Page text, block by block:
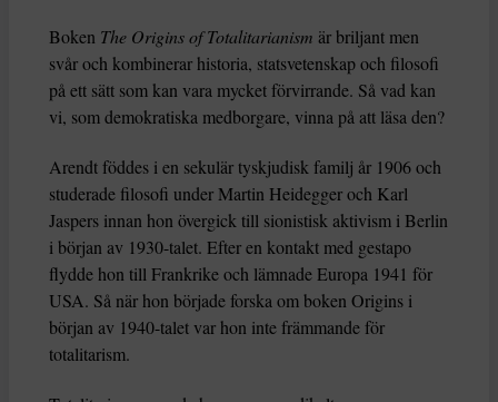
Boken The Origins of Totalitarianism är briljant men
svår och kombinerar historia, statsvetenskap och filosofi
på ett sätt som kan vara mycket förvirrande. Så vad kan
vi, som demokratiska medborgare, vinna på att läsa den?
Arendt föddes i en sekulär tyskjudisk familj år 1906 och
studerade filosofi under Martin Heidegger och Karl
Jaspers innan hon övergick till sionistisk aktivism i Berlin
i början av 1930-talet. Efter en kontakt med gestapo
flydde hon till Frankrike och lämnade Europa 1941 för
USA. Så när hon började forska om boken Origins i
början av 1940-talet var hon inte främmande för
totalitarism.